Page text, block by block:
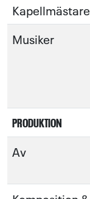
Kapellmästare
Musiker
PRODUKTION
Av